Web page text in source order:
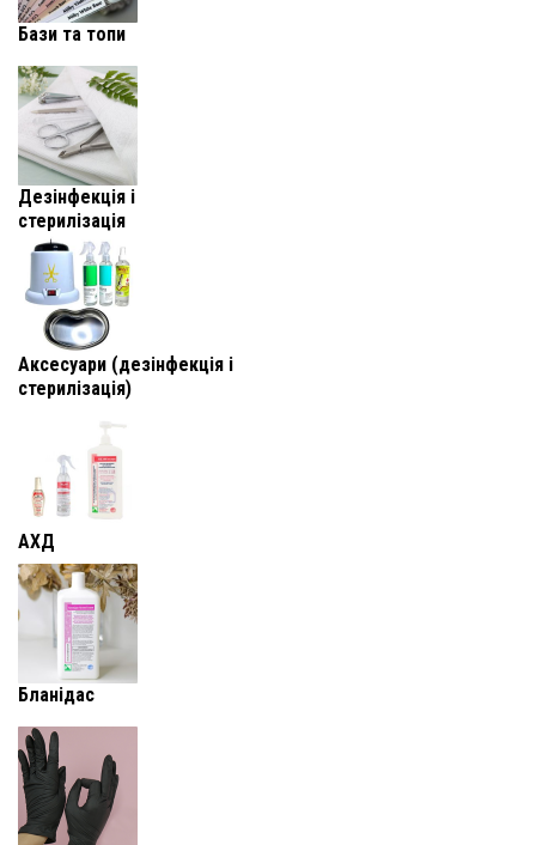
Бази та топи
Дезінфекція і
стерилізація
Аксесуари (дезінфекція і
стерилізація)
АХД
Бланідас